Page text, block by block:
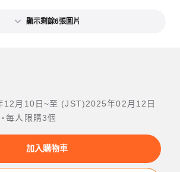
顯示剩餘6張圖片
12月10日~至 (JST)2025年02月12日
每人限購3個
加入購物車